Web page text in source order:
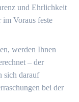
und Ehrlichkeit
im Voraus feste
werden Ihnen
– der
sich darauf
bei der